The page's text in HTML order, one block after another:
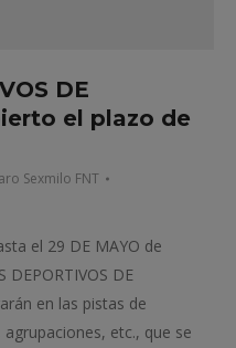
DE
el plazo de
Sexmilo FNT
el 29 DE MAYO de
DEPORTIVOS DE
en las pistas de
etc., que se